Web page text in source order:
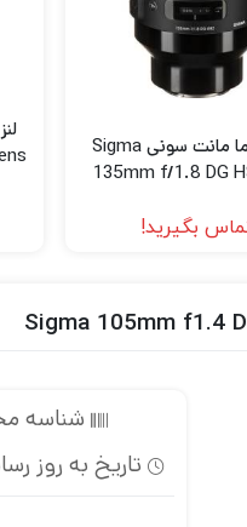
لنز سیگما مانت سونی Sigma
135mm f/1.8 DG
بگیرید!
شناسه
تاریخ به روز